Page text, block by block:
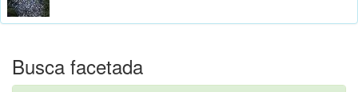
Busca facetada